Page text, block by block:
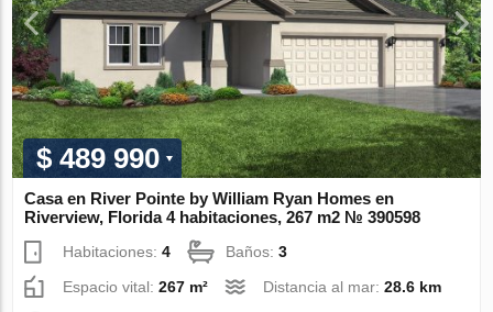
$ 489 990
Casa en River Pointe by William Ryan Homes en
Riverview, Florida 4 habitaciones, 267 m2 № 390598
Habitaciones:4 Baños:3
Espacio vital:267 m² Distancia al mar:28.6 km